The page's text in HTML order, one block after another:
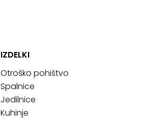
IZDELKI
Otroško pohištvo
Spalnice
Jedilnice
Kuhinje